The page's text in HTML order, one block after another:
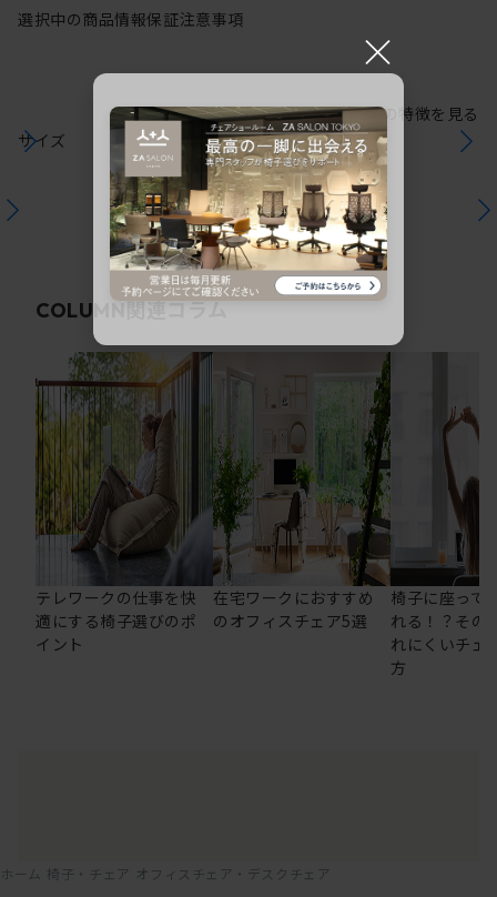
選択中の商品情報保証注意事項
サイズ
シリーズの特徴を見る
COLUMN 関連コラム
テレワークの仕事を快
適にする椅子選びのポ
イント
在宅ワークにおすすめ
のオフィスチェア5選
椅子に座って
れる！？その
れにくいチェ
方
ホーム 椅子・チェア オフィスチェア・デスクチェア
×